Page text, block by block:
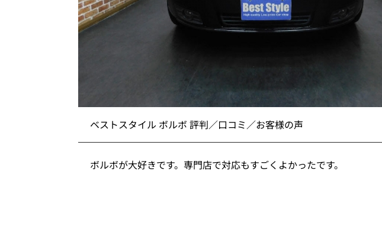
ベストスタイル ボルボ 評判／口コミ／お客様の声
ボルボが大好きです。専門店で対応もすごくよかったです。